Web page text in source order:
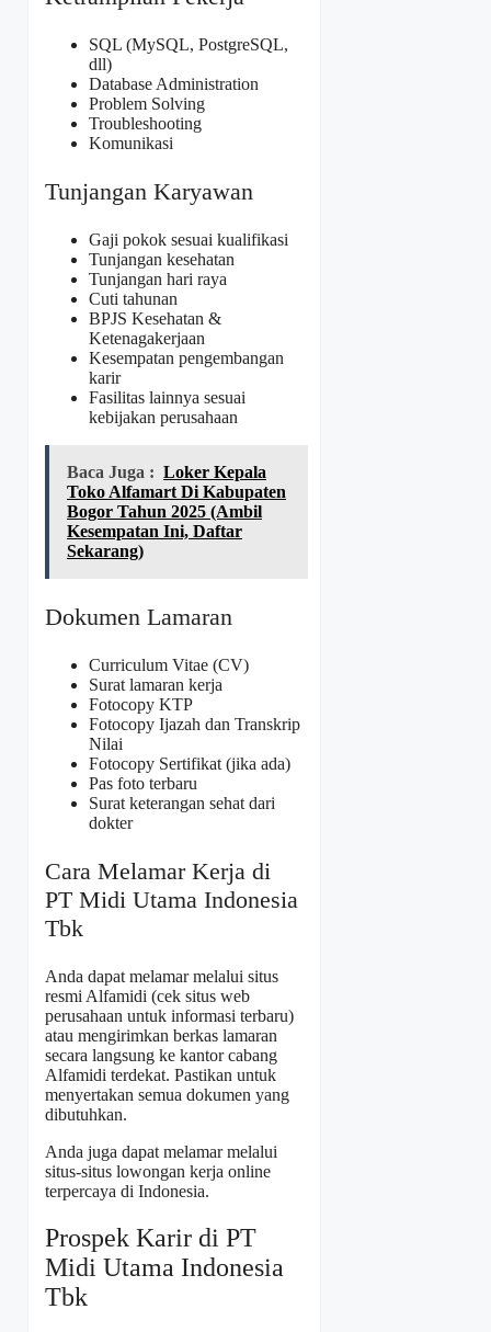
SQL (MySQL, PostgreSQL,
dll)
Database Administration
Problem Solving
Troubleshooting
Komunikasi
Tunjangan Karyawan
Gaji pokok sesuai kualifikasi
Tunjangan kesehatan
Tunjangan hari raya
Cuti tahunan
BPJS Kesehatan &
Ketenagakerjaan
Kesempatan pengembangan
karir
Fasilitas lainnya sesuai
kebijakan perusahaan
Baca Juga : Loker Kepala
Toko Alfamart Di Kabupaten
Bogor Tahun 2025 (Ambil
Kesempatan Ini, Daftar
Sekarang)
Dokumen Lamaran
Curriculum Vitae (CV)
Surat lamaran kerja
Fotocopy KTP
Fotocopy Ijazah dan Transkrip
Nilai
Fotocopy Sertifikat (jika ada)
Pas foto terbaru
Surat keterangan sehat dari
dokter
Cara Melamar Kerja di
PT Midi Utama Indonesia
Tbk
Anda dapat melamar melalui situs
resmi Alfamidi (cek situs web
perusahaan untuk informasi terbaru)
atau mengirimkan berkas lamaran
secara langsung ke kantor cabang
Alfamidi terdekat. Pastikan untuk
menyertakan semua dokumen yang
dibutuhkan.
Anda juga dapat melamar melalui
situs-situs lowongan kerja online
terpercaya di Indonesia.
Prospek Karir di PT
Midi Utama Indonesia
Tbk